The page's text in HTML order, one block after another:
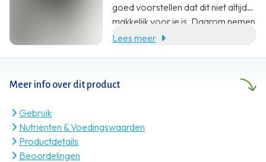
Meer info over dit product
Gebruik
Nutriënten & Voedingswaarden
Productdetails
Beoordelingen
goed voorstellen dat dit niet altijd
makkelijk voor je is. Daarom nemen
wij jou heel graag wat werk uit
Lees meer